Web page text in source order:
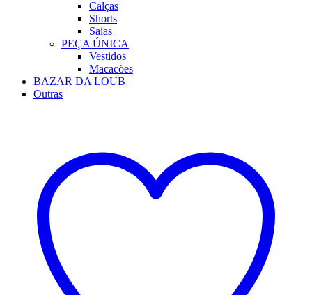
Calças
Shorts
Saias
PEÇA ÚNICA
Vestidos
Macacões
BAZAR DA LOUB
Outras